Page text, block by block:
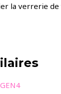
la verrerie